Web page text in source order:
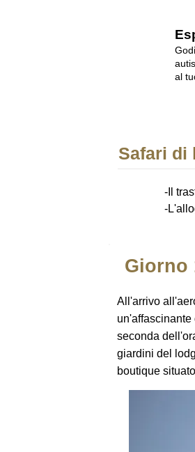
al
Safari di
-Il
-
Giorno
All'arrivo
seconda
giardini del
boutique